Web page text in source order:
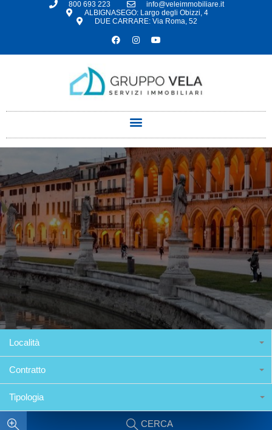
800 693 223
info@veleimmobiliare.it
ALBIGNASEGO: Largo degli Obizzi, 4
DUE CARRARE: Via Roma, 52
Località
Contratto
Tipologia
CERCA